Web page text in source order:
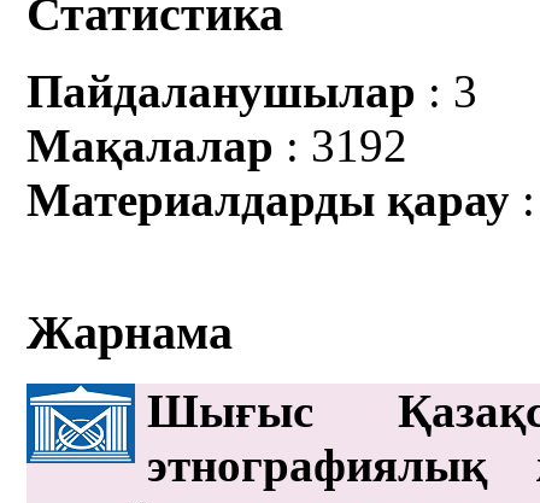
Статистика
Пайдаланушылар : 3
Мақалалар : 3192
Материалдарды қарау
Жарнама
Шығыс
этнографиялық